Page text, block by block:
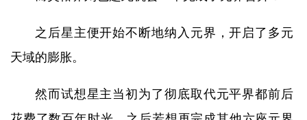
之后星主便开始不断地纳入元界，开启了多元
天域的膨胀。
然而试想星主当初为了彻底取代元平界都前后